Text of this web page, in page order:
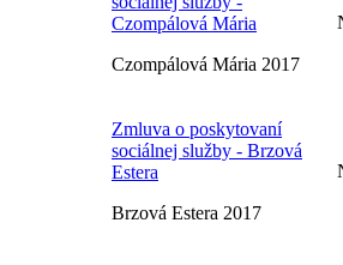
Czompálová Mária
Czompálová Mária 2017
Zmluva o poskytovaní
sociálnej služby - Brzová
Estera
Brzová Estera 2017